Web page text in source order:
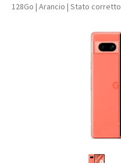
128Go | Arancio | Stato corretto